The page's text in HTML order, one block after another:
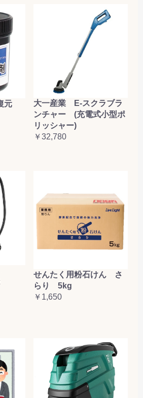
元
大一産業 E-スクラブラ
ンチャー (充電式小型ポ
リッシャー)
￥32,780
せんたく用粉石けん さ
らり 5kg
￥1,650